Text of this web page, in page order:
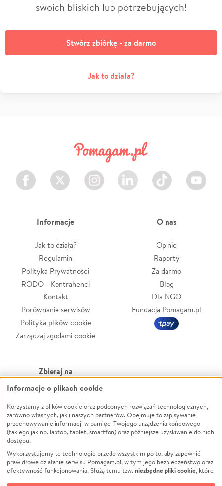
swoich bliskich lub potrzebujących!
Stwórz zbiórkę - za darmo
Jak to działa?
Facebook Twitter Instagram LinkedIn TikTok Youtube
Informacje
Jak to działa?
Regulamin
Polityka Prywatności
RODO - Kontrahenci
Kontakt
Porównanie serwisów
Polityka plików cookie
Zarządzaj zgodami cookie
O nas
Opinie
Raporty
Za darmo
Blog
Dla NGO
Fundacja Pomagam.pl
Zbieraj na
Leczenie
Zwierzęta
Pożar
Ukraina
Pomoc Finansowa
Projekty
Powódź
Wichura
NGO
Edukacja
Podróż
Informacje o plikach cookie
Korzystamy z plików cookie oraz podobnych rozwiązań technologicznych,
zarówno własnych, jak i naszych partnerów. Obejmuje to zapisywanie i
przechowywanie informacji w pamięci Twojego urządzenia końcowego
(takiego jak np. laptop, tablet, smartfon) oraz późniejsze uzyskiwanie do nich
dostępu.
Wykorzystujemy te technologie przede wszystkim po to, aby zapewnić
prawidłowe działanie serwisu Pomagam.pl, w tym jego bezpieczeństwo oraz
efektywność funkcjonowania. Służą temu tzw.niezbędne pliki cookie, które